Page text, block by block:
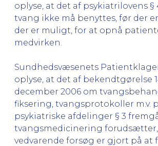
oplyse, at det af psykiatrilovens §
tvang ikke må benyttes, før der
der er muligt, for at opnå
medvirken.
Sundhedsvæsenets
oplyse, at det af bekendtgørelse
december 2006 om
fiksering, tvangsprotokoller m.v.
psykiatriske afdelinger § 3
tvangsmedicinering
vedvarende forsøg er gjort på at